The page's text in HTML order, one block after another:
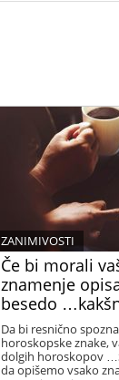
Če bi morali
znamenje
besedo
ZANIMIVOSTI
Da bi resnično
horoskopske znake,
dolgih horoskopov
da opišemo vsako